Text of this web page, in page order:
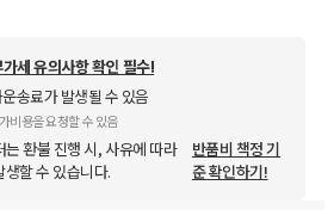
세 유의사항 확인 필수!
송료가 발생될 수 있음
비용을 요청할 수 있음
환불 진행 시, 사유에 따라
할 수 있습니다.
반품비 책정 기
준 확인하기!